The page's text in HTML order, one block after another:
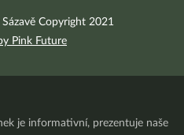
Copyright 2021
Pink Future
je informativní, prezentuje naše